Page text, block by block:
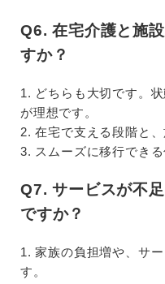
Q6. 在宅介護と施
すか？
1. どちらも大切です。
が理想です。
2. 在宅で支える段階と
3. スムーズに移行でき
Q7. サービスが不
ですか？
1. 家族の負担増や、サ
す。